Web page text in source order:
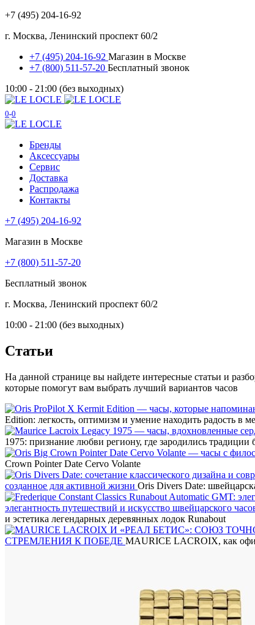
+7 (495) 204-16-92
г. Москва, Ленинский проспект 60/2
+7 (495) 204-16-92 Магазин в Москве
+7 (800) 511-57-20 Бесплатный звонок
10:00 - 21:00 (без выходных)
0 0
Бренды
Аксессуары
Сервис
Доставка
Распродажа
Контакты
+7 (495) 204-16-92
Магазин в Москве
+7 (800) 511-57-20
Бесплатный звонок
г. Москва, Ленинский проспект 60/2
10:00 - 21:00 (без выходных)
Статьи
На данной странице вы найдете интересные статьи и
которые помогут вам выбрать лучший вариантов часов
Edition: легкость, оптимизм и умение находить радость в
1975: признание любви региону, где зародились традиции
Crown Pointer Date Cervo Volante
созданное для активной жизни Oris Divers Date:
элегантность путешествий и искусство швейцарского
и эстетика легендарных деревянных лодок Runabout
СТРЕМЛЕНИЯ К ПОБЕДЕ MAURICE LACROIX, как